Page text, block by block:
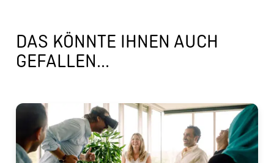
DAS KÖNNTE IHNEN AUCH
GEFALLEN...